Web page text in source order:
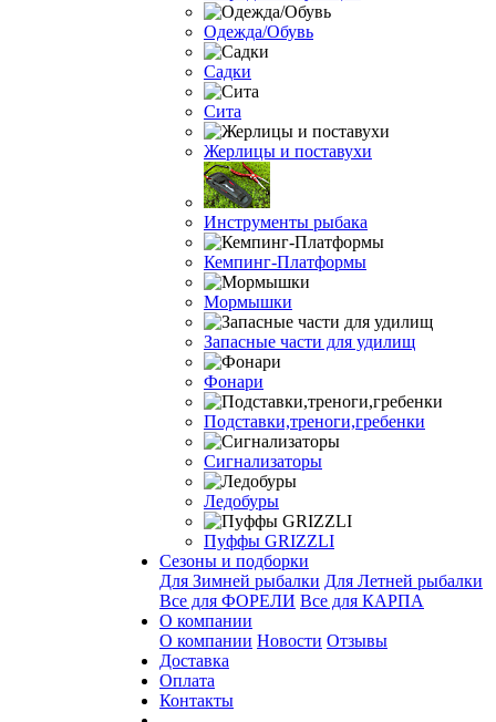
Одежда/Обувь
Садки
Сита
Жерлицы и поставухи
Инструменты рыбака
Кемпинг-Платформы
Мормышки
Запасные части для удилищ
Фонари
Подставки,треноги,гребенки
Сигнализаторы
Ледобуры
Пуффы GRIZZLI
Сезоны и подборки
Для Зимней рыбалки Для Летней рыбалки
Все для ФОРЕЛИ Все для КАРПА
О компании
О компании Новости Отзывы
Доставка
Оплата
Контакты